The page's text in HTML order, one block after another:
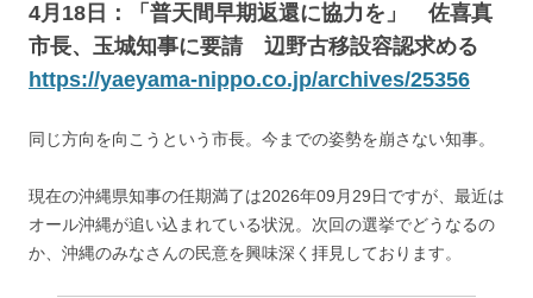
4月18日：「普天間早期返還に協力を」 佐喜真
市長、玉城知事に要請 辺野古移設容認求める
https://yaeyama-nippo.co.jp/archives/25356
同じ方向を向こうという市長。今までの姿勢を崩さない知事。
現在の沖縄県知事の任期満了は2026年09月29日ですが、最近は
オール沖縄が追い込まれている状況。次回の選挙でどうなるの
か、沖縄のみなさんの民意を興味深く拝見しております。